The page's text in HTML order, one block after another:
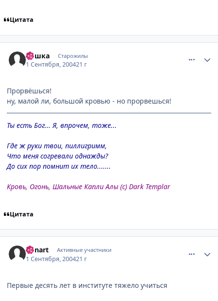
Цитата
Кошка Старожилы
1 Сентября, 200421 г
Прорвёшься!
ну, малой ли, большой кровью - но прорвешься!
Ты есть Бог... Я, впрочем, тоже...
Где ж руки твои, пиллигримм,
Что меня согревали однажды?
До сих пор помнит их тело.......
Кровь, Огонь, Шальные Капли Алы (с) Dark Templar
Цитата
Bonart Активные участники
1 Сентября, 200421 г
Первые десять лет в институте тяжело учиться